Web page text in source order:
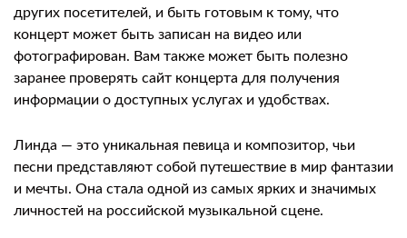
других посетителей, и быть готовым к тому, что
концерт может быть записан на видео или
фотографирован. Вам также может быть полезно
заранее проверять сайт концерта для получения
информации о доступных услугах и удобствах.
Линда — это уникальная певица и композитор, чьи
песни представляют собой путешествие в мир фантазии
и мечты. Она стала одной из самых ярких и значимых
личностей на российской музыкальной сцене.